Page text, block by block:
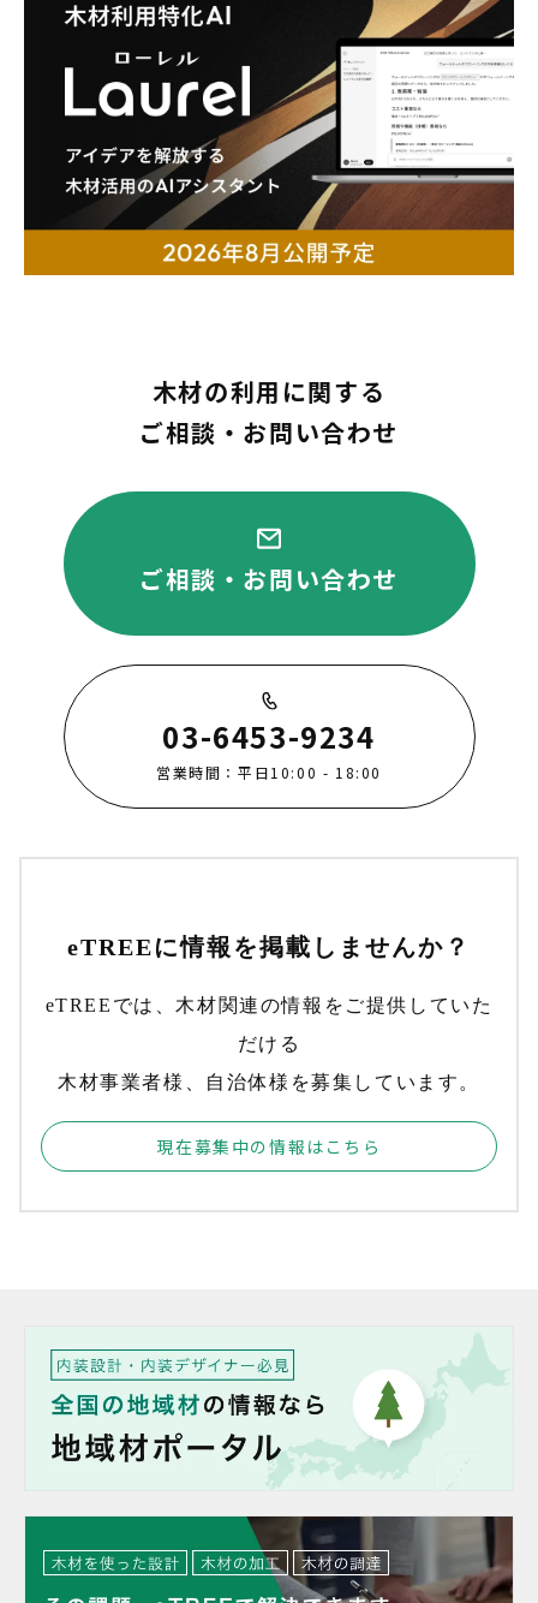
木材の利用に関する
ご相談・お問い合わせ
ご相談・お問い合わせ
03-6453-9234
営業時間：平日10:00 - 18:00
eTREEに情報を掲載しませんか？
eTREEでは、木材関連の情報をご提供していた
だける
木材事業者様、自治体様を募集しています。
現在募集中の情報はこちら